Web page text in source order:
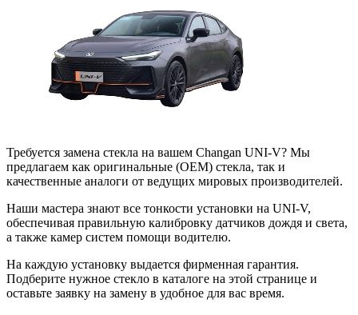
Требуется замена стекла на вашем Changan UNI-V? Мы
предлагаем как оригинальные (OEM) стекла, так и
качественные аналоги от ведущих мировых производителей.
Наши мастера знают все тонкости установки на UNI-V,
обеспечивая правильную калибровку датчиков дождя и света,
а также камер систем помощи водителю.
На каждую установку выдается фирменная гарантия.
Подберите нужное стекло в каталоге на этой странице и
оставьте заявку на замену в удобное для вас время.